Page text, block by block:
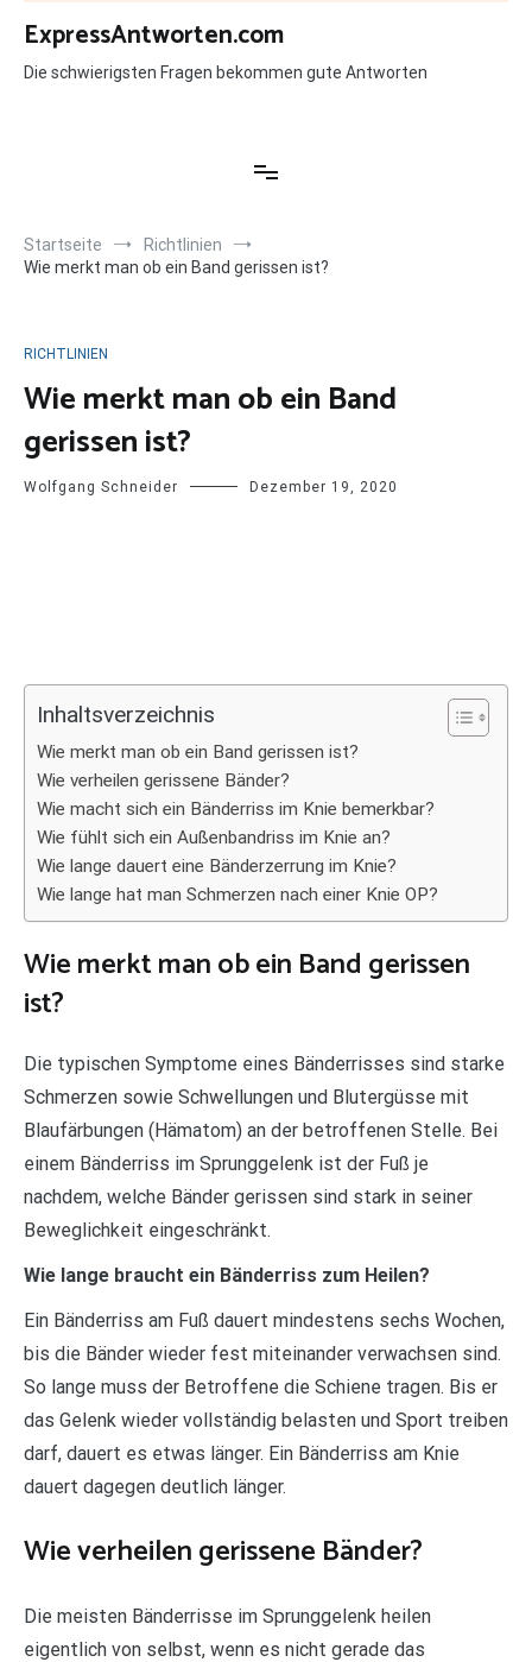
Zum
Inhalt
springen
ExpressAntworten.com
Die schwierigsten Fragen bekommen gute Antworten
Startseite
Richtlinien
Wie merkt man ob ein Band gerissen ist?
RICHTLINIEN
Wie merkt man ob ein Band
gerissen ist?
Wolfgang Schneider Dezember 19, 2020
Inhaltsverzeichnis
Wie merkt man ob ein Band gerissen ist?
Wie verheilen gerissene Bänder?
Wie macht sich ein Bänderriss im Knie bemerkbar?
Wie fühlt sich ein Außenbandriss im Knie an?
Wie lange dauert eine Bänderzerrung im Knie?
Wie lange hat man Schmerzen nach einer Knie OP?
Wie merkt man ob ein Band gerissen
ist?
Die typischen Symptome eines Bänderrisses sind starke
Schmerzen sowie Schwellungen und Blutergüsse mit
Blaufärbungen (Hämatom) an der betroffenen Stelle. Bei
einem Bänderriss im Sprunggelenk ist der Fuß je
nachdem, welche Bänder gerissen sind stark in seiner
Beweglichkeit eingeschränkt.
Wie lange braucht ein Bänderriss zum Heilen?
Ein Bänderriss am Fuß dauert mindestens sechs Wochen,
bis die Bänder wieder fest miteinander verwachsen sind.
So lange muss der Betroffene die Schiene tragen. Bis er
das Gelenk wieder vollständig belasten und Sport treiben
darf, dauert es etwas länger. Ein Bänderriss am Knie
dauert dagegen deutlich länger.
Wie verheilen gerissene Bänder?
Die meisten Bänderrisse im Sprunggelenk heilen
eigentlich von selbst, wenn es nicht gerade das